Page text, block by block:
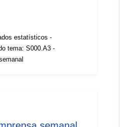
July 2026
estatísticos -
tema: S000.A3 -